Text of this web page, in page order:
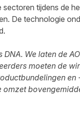
tijdens de
De technologie
We laten de
moeten de
en